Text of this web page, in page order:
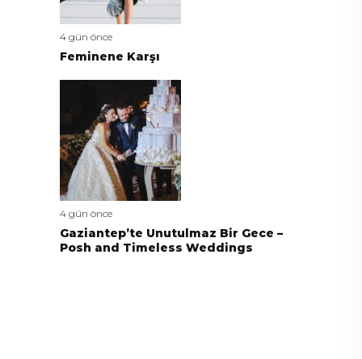
4 gün önce
Feminene Karşı
4 gün önce
Gaziantep’te Unutulmaz Bir Gece –
Posh and Timeless Weddings